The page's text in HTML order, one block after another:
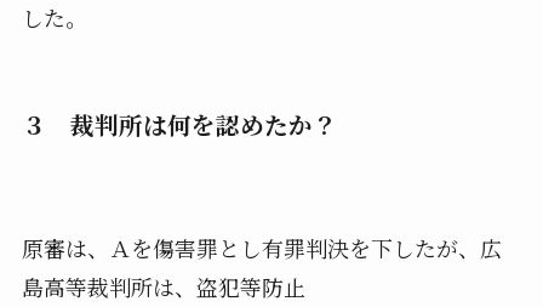
した。
３ 裁判所は何を認めたか？
原審は、Ａを傷害罪とし有罪判決を下したが、広
島高等裁判所は、盗犯等防止